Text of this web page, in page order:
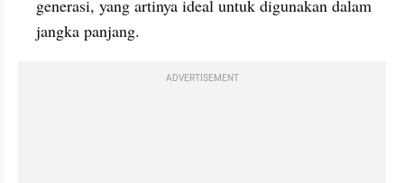
generasi, yang artinya ideal untuk digunakan dalam
jangka panjang.
ADVERTISEMENT